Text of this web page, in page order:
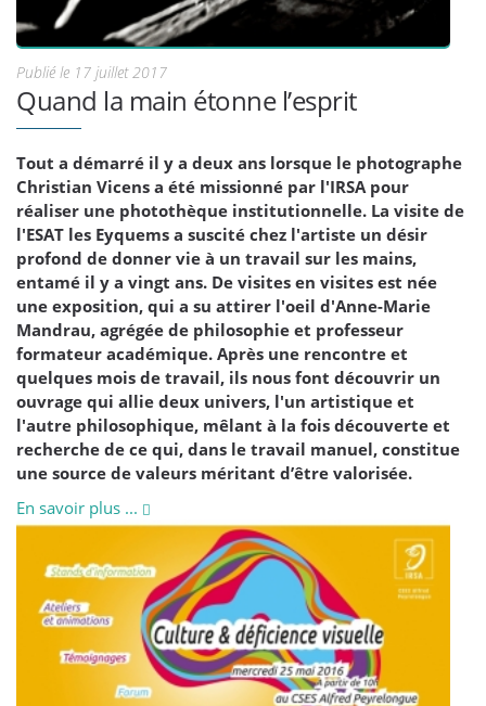
Publié le 17 juillet 2017
Quand la main étonne l’esprit
Tout a démarré il y a deux ans lorsque le photographe
Christian Vicens a été missionné par l'IRSA pour
réaliser une photothèque institutionnelle. La visite de
l'ESAT les Eyquems a suscité chez l'artiste un désir
profond de donner vie à un travail sur les mains,
entamé il y a vingt ans. De visites en visites est née
une exposition, qui a su attirer l'oeil d'Anne-Marie
Mandrau, agrégée de philosophie et professeur
formateur académique. Après une rencontre et
quelques mois de travail, ils nous font découvrir un
ouvrage qui allie deux univers, l'un artistique et
l'autre philosophique, mêlant à la fois découverte et
recherche de ce qui, dans le travail manuel, constitue
une source de valeurs méritant d’être valorisée.
En savoir plus ...